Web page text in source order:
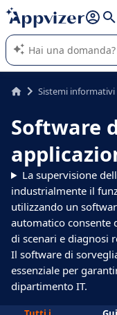
righe con
shift + enter
L'IA di Appvizer vi guida
software SaaS per la
Sistemi informativi
Software
La supervisione
industrialmente il
utilizzando un
automatico consente
di scenari e diagnosi
Il software di
essenziale per
dipartimento IT.